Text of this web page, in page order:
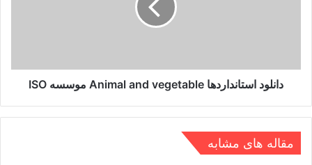
دانلود استانداردها Animal and vegetable موسسه ISO
مقاله های مشابه